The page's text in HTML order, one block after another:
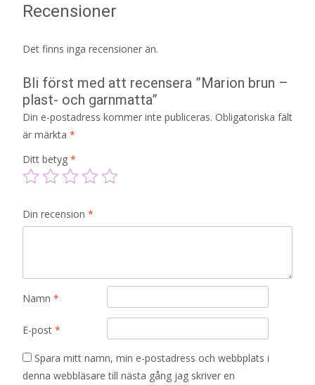
Recensioner
Det finns inga recensioner än.
Bli först med att recensera ”Marion brun –
plast- och garnmatta”
Din e-postadress kommer inte publiceras. Obligatoriska fält
är märkta *
Ditt betyg *
Din recension *
Namn *
E-post *
Spara mitt namn, min e-postadress och webbplats i
denna webbläsare till nästa gång jag skriver en